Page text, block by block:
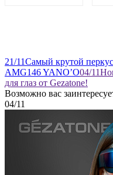
21/11Самый крутой
AMG146 YANO’O04/11
для глаз от Gezatone!
Возможно вас
04/11